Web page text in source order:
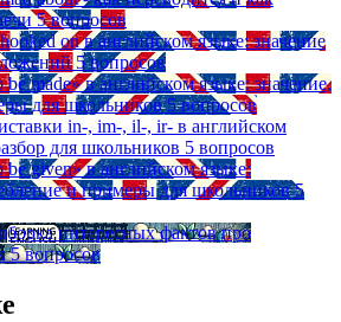
5 вопросов
on в английском языке: значение
5 вопросов
be made» в английском языке: значение,
для школьников 5 вопросов
in-, im-, il-, ir- в английском
для школьников 5 вопросов
be given» в английском языке:
и примеры для школьников 5
интересных фактов про
5 вопросов